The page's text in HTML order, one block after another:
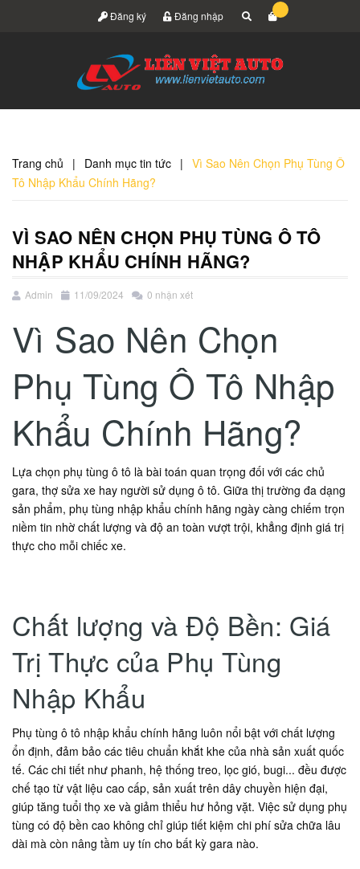
Đăng ký Đăng nhập
Trang chủ | Danh mục tin tức | Vì Sao Nên Chọn Phụ Tùng Ô
Tô Nhập Khẩu Chính Hãng?
VÌ SAO NÊN CHỌN PHỤ TÙNG Ô TÔ
NHẬP KHẨU CHÍNH HÃNG?
Admin 11/09/2024 0 nhận xét
Vì Sao Nên Chọn
Phụ Tùng Ô Tô Nhập
Khẩu Chính Hãng?
Lựa chọn phụ tùng ô tô là bài toán quan trọng đối với các chủ
gara, thợ sửa xe hay người sử dụng ô tô. Giữa thị trường đa dạng
sản phẩm, phụ tùng nhập khẩu chính hãng ngày càng chiếm trọn
niềm tin nhờ chất lượng và độ an toàn vượt trội, khẳng định giá trị
thực cho mỗi chiếc xe.
Chất lượng và Độ Bền: Giá
Trị Thực của Phụ Tùng
Nhập Khẩu
Phụ tùng ô tô nhập khẩu chính hãng luôn nổi bật với chất lượng
ổn định, đảm bảo các tiêu chuẩn khắt khe của nhà sản xuất quốc
tế. Các chi tiết như phanh, hệ thống treo, lọc gió, bugi... đều được
chế tạo từ vật liệu cao cấp, sản xuất trên dây chuyền hiện đại,
giúp tăng tuổi thọ xe và giảm thiểu hư hỏng vặt. Việc sử dụng phụ
tùng có độ bền cao không chỉ giúp tiết kiệm chi phí sửa chữa lâu
dài mà còn nâng tầm uy tín cho bất kỳ gara nào.